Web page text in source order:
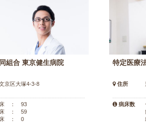
組合 東京健生病院
京区大塚4-3-8
床 ： 93
床 ： 59
床 ： 0
特定医療
住所
病床数